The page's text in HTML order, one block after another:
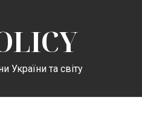
України та світу